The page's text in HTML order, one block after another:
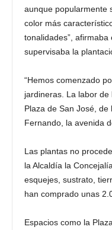
aunque popularmente
color más
tonalidades”,
supervisaba la
“Hemos comenzado
jardineras. La labor
Plaza de San José,
Fernando, la avenida
Las plantas no
la Alcaldía la
esquejes, sustrato,
han comprado unas
Espacios como la